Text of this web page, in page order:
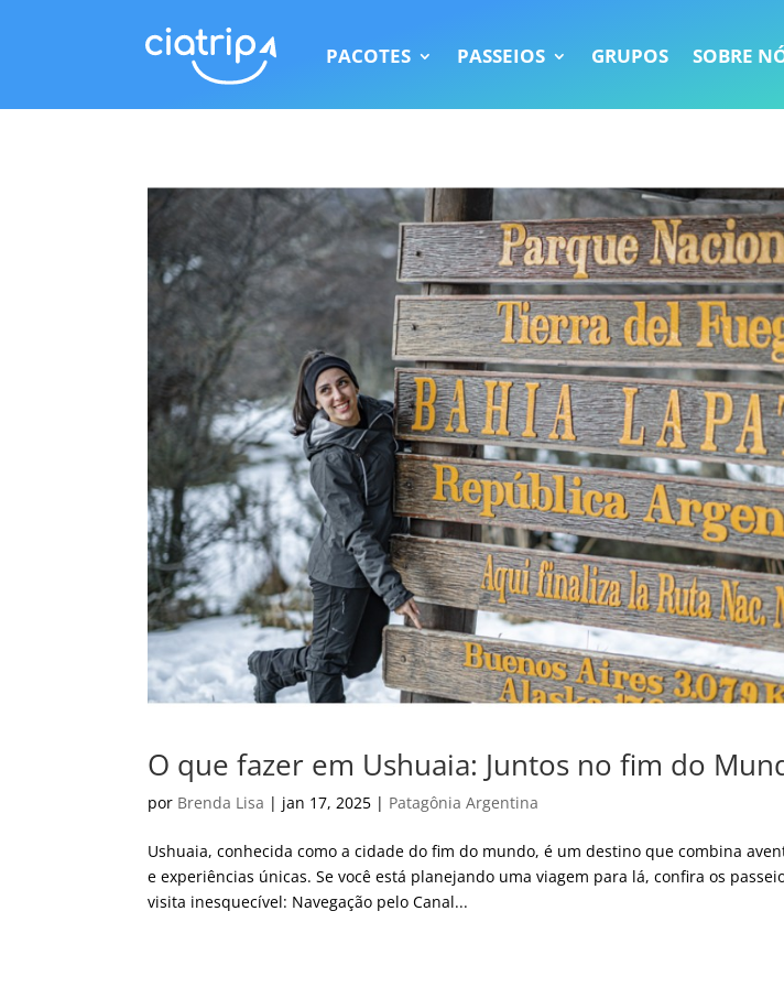
PACOTES PASSEIOS GRUPOS SOBRE
O que fazer em Ushuaia: Juntos no fim do
por Brenda Lisa | jan 17, 2025 | Patagônia Argentina
Ushuaia, conhecida como a cidade do fim do mundo, é um destino que combina
e experiências únicas. Se você está planejando uma viagem para lá, confira os
visita inesquecível: Navegação pelo Canal...